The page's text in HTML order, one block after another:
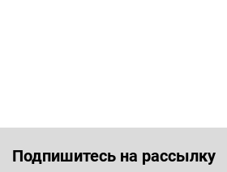
Подпишитесь на рассылку